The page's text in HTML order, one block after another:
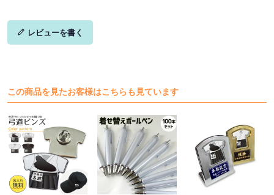
レビューを書く
この商品を見たお客様はこちらも見ています